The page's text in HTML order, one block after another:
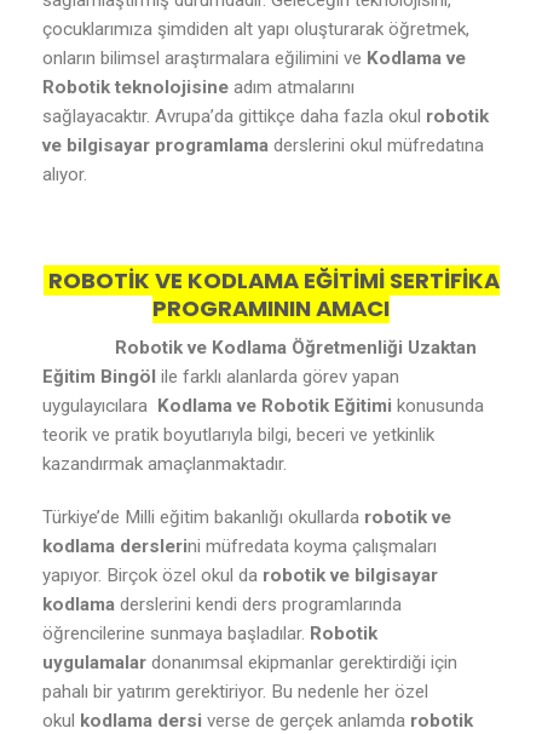
çocuklarımıza şimdiden alt yapı oluşturarak öğretmek,
onların bilimsel araştırmalara eğilimini ve Kodlama ve
Robotik teknolojisine adım atmalarını
sağlayacaktır. Avrupa’da gittikçe daha fazla okul robotik
ve bilgisayar programlama derslerini okul müfredatına
alıyor.
ROBOTİK VE KODLAMA EĞİTİMİ SERTİFİKA
PROGRAMININ AMACI
Robotik ve Kodlama Öğretmenliği Uzaktan
Eğitim Bingöl ile farklı alanlarda görev yapan
uygulayıcılara Kodlama ve Robotik Eğitimi konusunda
teorik ve pratik boyutlarıyla bilgi, beceri ve yetkinlik
kazandırmak amaçlanmaktadır.
Türkiye’de Milli eğitim bakanlığı okullarda robotik ve
kodlama derslerini müfredata koyma çalışmaları
yapıyor. Birçok özel okul da robotik ve bilgisayar
kodlama derslerini kendi ders programlarında
öğrencilerine sunmaya başladılar. Robotik
uygulamalar donanımsal ekipmanlar gerektirdiği için
pahalı bir yatırım gerektiriyor. Bu nedenle her özel
okul kodlama dersi verse de gerçek anlamda robotik